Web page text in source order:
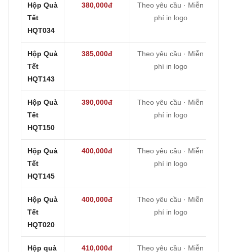
Hộp Quà
Tết
HQT034
380,000đ
Theo yêu cầu · Miễn
phí in logo
Hộp Quà
Tết
HQT143
385,000đ
Theo yêu cầu · Miễn
phí in logo
Hộp Quà
Tết
HQT150
390,000đ
Theo yêu cầu · Miễn
phí in logo
Hộp Quà
Tết
HQT145
400,000đ
Theo yêu cầu · Miễn
phí in logo
Hộp Quà
Tết
HQT020
400,000đ
Theo yêu cầu · Miễn
phí in logo
Hộp quà
410,000đ
Theo yêu cầu · Miễn